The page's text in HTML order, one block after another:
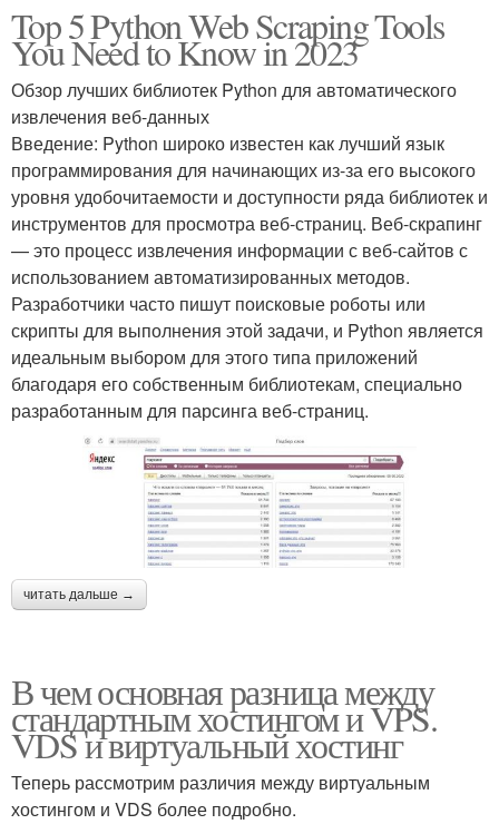
Top 5 Python Web Scraping Tools
You Need to Know in 2023
Обзор лучших библиотек Python для автоматического
извлечения веб-данных
Введение: Python широко известен как лучший язык
программирования для начинающих из-за его высокого
уровня удобочитаемости и доступности ряда библиотек и
инструментов для просмотра веб-страниц. Веб-скрапинг
— это процесс извлечения информации с веб-сайтов с
использованием автоматизированных методов.
Разработчики часто пишут поисковые роботы или
скрипты для выполнения этой задачи, и Python является
идеальным выбором для этого типа приложений
благодаря его собственным библиотекам, специально
разработанным для парсинга веб-страниц.
читать дальше →
В чем основная разница между
стандартным хостингом и VPS.
VDS и виртуальный хостинг
Теперь рассмотрим различия между виртуальным
хостингом и VDS более подробно.